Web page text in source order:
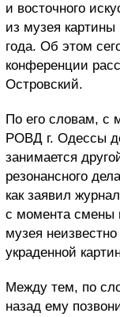
и восточного
из музея
года. Об этом
конференции
Островский.
По его словам, с
РОВД г. Одессы
занимается
резонансного
как заявил
с момента смены
музея
украденной
Между тем, по
назад ему